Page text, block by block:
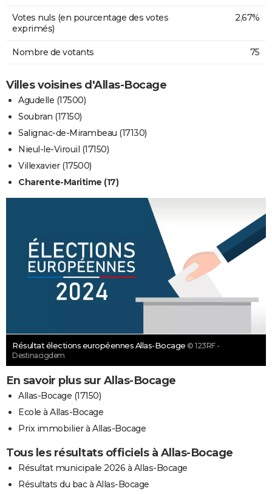
Votes nuls (en pourcentage des votes
exprimés)
2,67%
Nombre de votants 75
Villes voisines d'Allas-Bocage
Agudelle (17500)
Soubran (17150)
Salignac-de-Mirambeau (17130)
Nieul-le-Virouil (17150)
Villexavier (17500)
Charente-Maritime (17)
Résultat élections européennes Allas-Bocage © 123RF -
Destinacigdem
En savoir plus sur Allas-Bocage
Allas-Bocage (17150)
Ecole à Allas-Bocage
Prix immobilier à Allas-Bocage
Tous les résultats officiels à Allas-Bocage
Résultat municipale 2026 à Allas-Bocage
Résultats du bac à Allas-Bocage